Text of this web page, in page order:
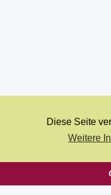
Diese Seite
Weitere